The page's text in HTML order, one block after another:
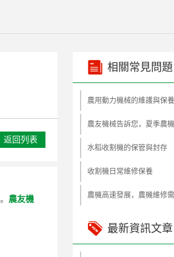
返回列表
農友機
相關常見問題
農友機械告訴您，夏季農
水稻收割機的保管與封存
收割機日常維修保養
最新資訊文章